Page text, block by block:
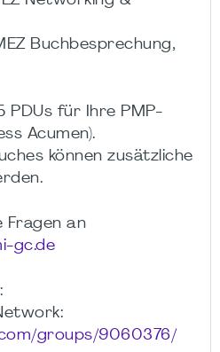
Buchbesprechung,
PDUs für Ihre PMP-
Acumen).
können zusätzliche
Fragen an
gc.de
groups/9060376/